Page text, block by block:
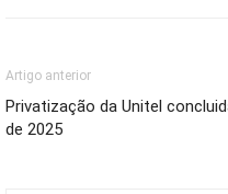
Artigo anterior
Privatização da Unitel
de 2025